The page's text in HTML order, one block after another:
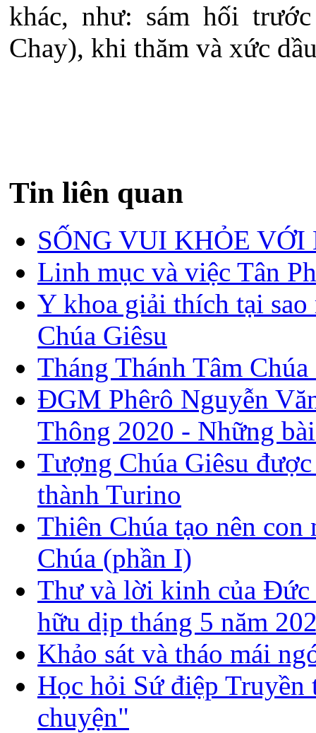
khác, như: sám hối
Chay), khi thăm và xức
Tin liên quan
SỐNG VUI KHỎE
Linh mục và việc Tân
Y khoa giải thích tại
Chúa Giêsu
Tháng Thánh Tâm
ĐGM Phêrô Nguyễn
Thông 2020 - Những
Tượng Chúa Giêsu
thành Turino
Thiên Chúa tạo nên
Chúa (phần I)
Thư và lời kinh của Đức
hữu dịp tháng 5 năm
Khảo sát và tháo mái
Học hỏi Sứ điệp Truyền
chuyện"